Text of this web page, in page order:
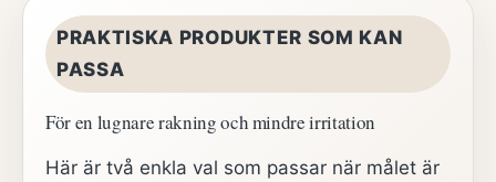
PRAKTISKA PRODUKTER SOM KAN
PASSA
För en lugnare rakning och mindre irritation
Här är två enkla val som passar när målet är